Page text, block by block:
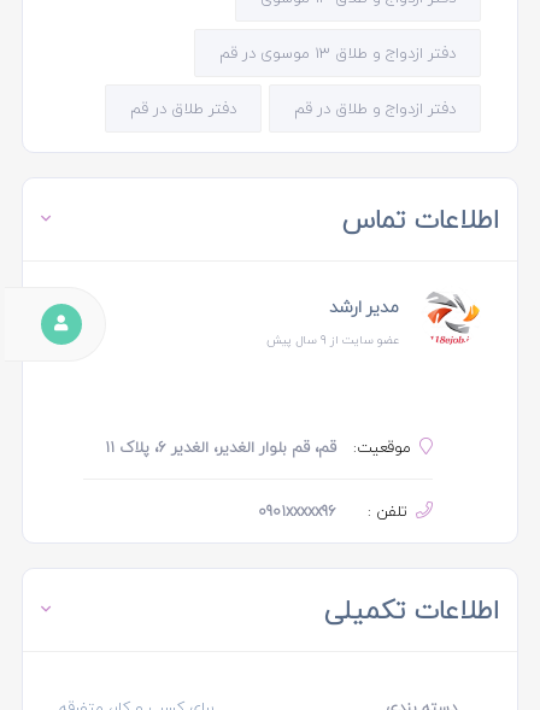
دفتر ازدواج و طلاق ۱۳ موسوی در قم
دفتر ازدواج و طلاق در قم دفتر طلاق در قم
اطلاعات تماس
مدیر ارشد
عضو سایت از 9 سال پیش
موقعیت: قم، قم بلوار الغدیر، الغدیر ۶، پلاک ۱۱
تلفن : 0901xxxxx96
اطلاعات تکمیلی